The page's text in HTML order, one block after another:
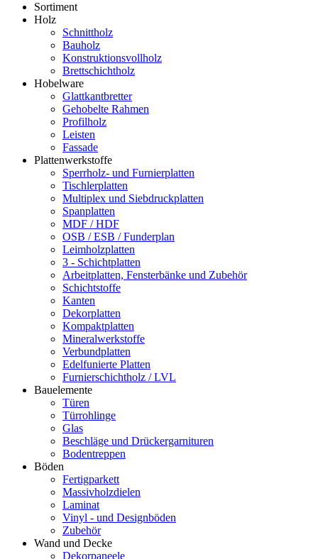
Sortiment
Holz
Schnittholz
Bauholz
Konstruktionsvollholz
Brettschichtholz
Hobelware
Glattkantbretter
Gehobelte Rahmen
Profilholz
Leisten
Fassade
Plattenwerkstoffe
Sperrholz- und Furnierplatten
Tischlerplatten
Multiplex und Siebdruckplatten
Spanplatten
MDF / HDF
OSB / ESB / Funderplan
Leimholzplatten
3 - Schichtplatten
Arbeitplatten, Fensterbänke und Zubehör
Schichtstoffe
Kanten
Dekorplatten
Kompaktplatten
Mineralwerkstoffe
Verbundplatten
Edelfunierte Platten
Furnierschichtholz / LVL
Bauelemente
Türen
Türrohlinge
Glas
Beschläge und Drückergarnituren
Bodentreppen
Böden
Fertigparkett
Massivholzdielen
Laminat
Vinyl - und Designböden
Zubehör
Wand und Decke
Dekorpaneele